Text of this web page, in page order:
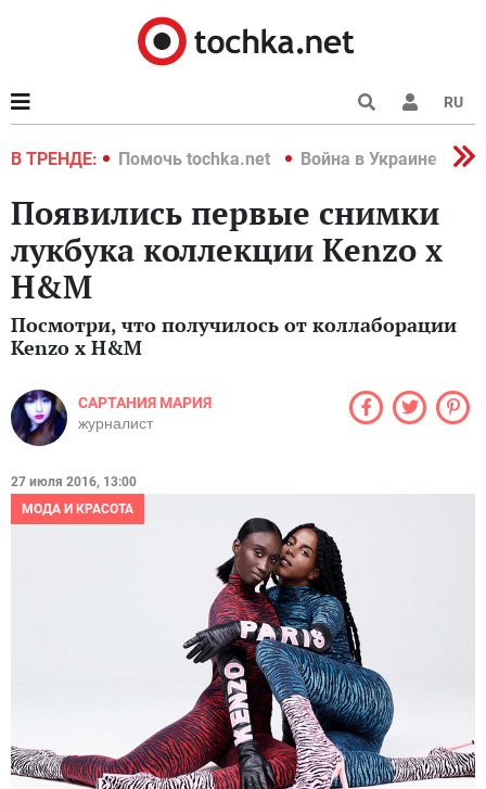
RU
В ТРЕНДЕ:
2022 Помочь tochka.net Война в Украине 2022
Появились первые снимки
лукбука коллекции Kenzo x
H&M
Посмотри, что получилось от коллаборации
Kenzo x H&M
САРТАНИЯ МАРИЯ
журналист
27 июля 2016, 13:00
МОДА И КРАСОТА